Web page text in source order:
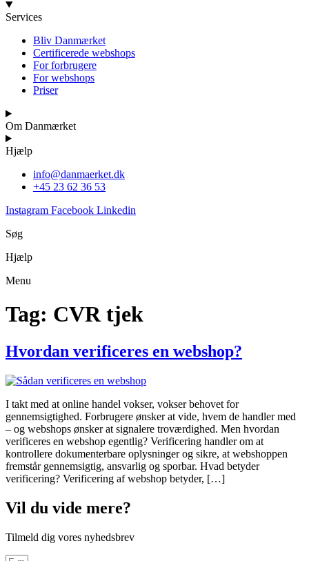
Services
Bliv Danmærket
Certificerede webshops
For forbrugere
For webshops
Priser
Om Danmærket
Hjælp
info@danmaerket.dk
+45 23 62 36 53
Instagram Facebook Linkedin
Søg
Hjælp
Menu
Tag: CVR tjek
Hvordan verificeres en webshop?
I takt med at online handel vokser, vokser behovet for
gennemsigtighed. Forbrugere ønsker at vide, hvem de handler med
– og webshops ønsker at signalere troværdighed. Men hvordan
verificeres en webshop egentlig? Verificering handler om at
kontrollere dokumenterbare oplysninger og sikre, at webshoppen
fremstår gennemsigtig, ansvarlig og sporbar. Hvad betyder
verificering? Verificering af webshop betyder, […]
Vil du vide mere?
Tilmeld dig vores nyhedsbrev